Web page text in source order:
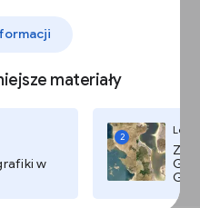
materiały
w
2
miesięcznych.
szczególnie do stałych
dla